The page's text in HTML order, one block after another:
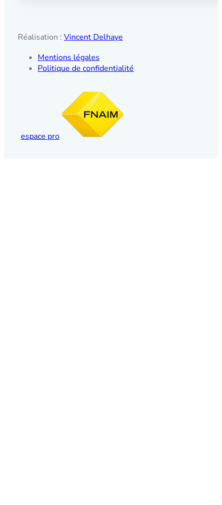
Réalisation : Vincent Delhaye
Mentions légales
Politique de confidentialité
espace pro